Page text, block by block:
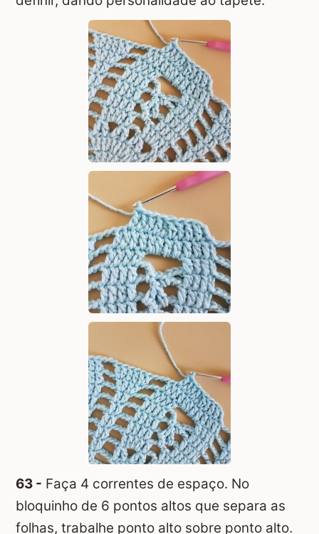
63 - Faça 4 correntes de espaço. No
bloquinho de 6 pontos altos que separa as
folhas, trabalhe ponto alto sobre ponto alto.